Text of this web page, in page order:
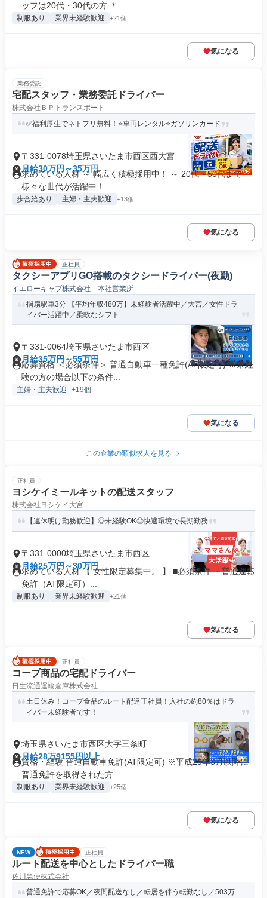
ッフは20代・30代の方 ＊...
制服あり 業界未経験歓迎 +21個
気になる
業務委託
宅配スタッフ・業務委託ドライバー
株式会社ＢＰトランスポート
✅福利厚生でネトフリ無料！⭐️車両レンタル⭐️ガソリンカード
〒331-0078埼玉県さいたま市西区西大宮
月給30万円～35万円
求めている人材 ～ 幅広く積極採用中！ ～ 20代～50代まで
様々な世代が活躍中！...
歩合給あり 主婦・主夫歓迎 +13個
気になる
正社員
タクシーアプリGO搭載のタクシードライバー(夜勤)
イエローキャブ株式会社 本社営業所
指扇駅車3分 【平均年収480万】未経験者活躍中／大宮／女性ドラ
イバー活躍中／柔軟なシフト...
〒331-0064埼玉県さいたま市西区
月給35万円～55万円
応募資格 ＜必須条件＞ 普通自動車一種免許(AT限定可) ※未経
験の方の場合以下の条件...
主婦・主夫歓迎 +19個
気になる
この企業の類似求人を見る
正社員
ヨシケイミールキットの配送スタッフ
株式会社ヨシケイ大宮
【連休明け勤務歓迎】◎未経験OK◎快適環境で長期勤務
〒331-0000埼玉県さいたま市西区
月給25万円～30万円
求めている人材 【 女性限定募集中。 】 ■必須条件 ・普通運転
免許（AT限定可）...
制服あり 業界未経験歓迎 +21個
気になる
正社員
コープ商品の宅配ドライバー
日生流通運輸倉庫株式会社
土日休み！コープ食品のルート配達正社員！入社の約80％はドラ
イバー未経験者です！
埼玉県さいたま市西区大字三条町
月給28万9155円以上
資格・経験 普通自動車免許(AT限定可) ※平成29年3月以降に
普通免許を取得された方...
制服あり 業界未経験歓迎 +25個
気になる
NEW 正社員
ルート配送を中心としたドライバー職
佐川急便株式会社
普通免許で応募OK／夜間配送なし／転居を伴う転勤なし／503万